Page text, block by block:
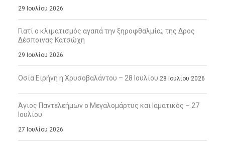
29 Ιουλίου 2026
Γιατί ο κλιματισμός αγαπά την ξηροφθαλμία;, της Δρος
Δέσποινας Κατσώχη
29 Ιουλίου 2026
Οσία Ειρήνη η Χρυσοβαλάντου – 28 Ιουλίου 28 Ιουλίου 2026
Άγιος Παντελεήμων ο Μεγαλομάρτυς και Ιαματικός – 27
Ιουλίου
27 Ιουλίου 2026